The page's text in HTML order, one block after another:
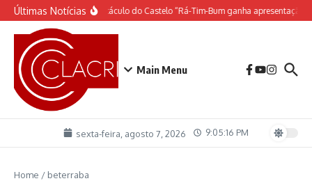
Ir para o conteúdo
Últimas NotíciasO espetáculo do Castelo “Rá-Tim-Bum ganha apresentação
Main Menu
sexta-feira, agosto 7, 2026 9:05:16 PM
Home / beterraba